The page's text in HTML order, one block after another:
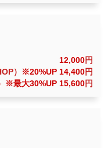
12,000円
）
※20%UP 14,400円
※最大30%UP 15,600円